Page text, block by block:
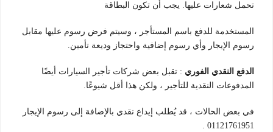
تحمل شعارات عليها. يجب أن تكون البطاقة
المستخدمة للدفع باسم المستأجر ، وسيتم فرض رسوم عليها مقابل
رسوم الإيجار وأي رسوم إضافية واحتجاز وديعة تأمين.
الدفع النقدي الفوري : تقبل بعض شركات تأجير السيارات أيضًا
المدفوعات النقدية للتأجير ، ولكن هذا أقل شيوعًا.
في بعض الحالات ، قد يُطلب إيداع نقدي بالإضافة إلى رسوم الإيجار
01121761951 .